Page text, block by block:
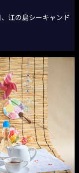
江の島シーキャンド